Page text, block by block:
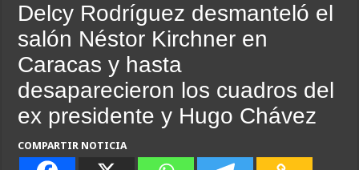
Delcy Rodríguez desmanteló el
salón Néstor Kirchner en
Caracas y hasta
desaparecieron los cuadros del
ex presidente y Hugo Chávez
COMPARTIR NOTICIA